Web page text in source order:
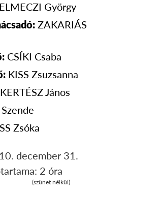
György
ZAKARIÁS
CSÍKI Csaba
KISS Zsuzsanna
KERTÉSZ János
Szende
Zsóka
december 31.
2 óra
(szünet nélkül)